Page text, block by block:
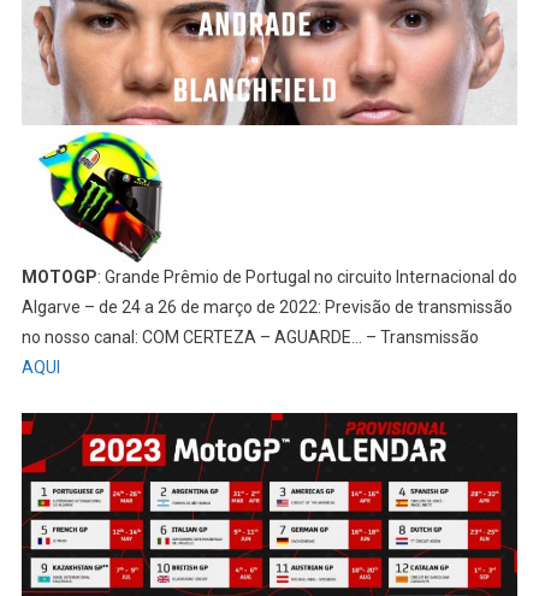
MOTOGP: Grande Prêmio de Portugal no circuito Internacional do
Algarve – de 24 a 26 de março de 2022: Previsão de transmissão
no nosso canal: COM CERTEZA – AGUARDE… – Transmissão
AQUI